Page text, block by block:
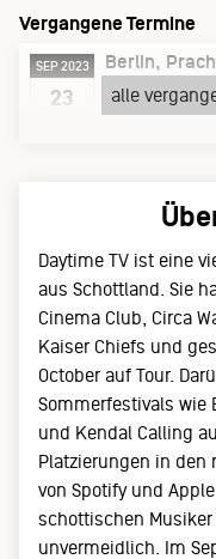
Vergangene Termine
SEP 2023
23
Berlin
Samstag,
alle
Daytime TV ist eine
aus Schottland. Sie
Cinema Club, Circa
Kaiser Chiefs und
October auf Tour.
Sommerfestivals wie
und Kendal Calling
Platzierungen in den
von Spotify und
schottischen
unvermeidlich. Im